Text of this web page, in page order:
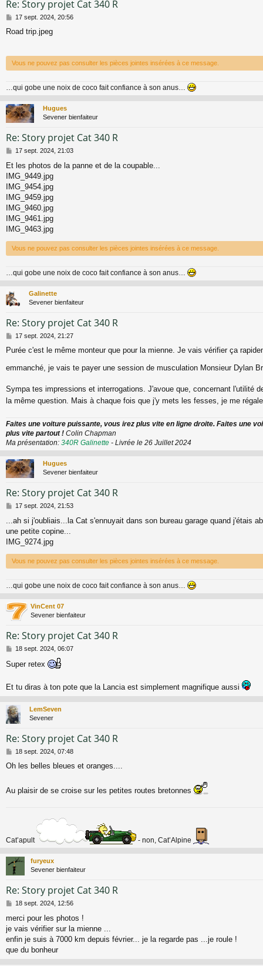
Re: Story projet Cat 340 R
M
s
g
e
17 sept. 2024, 20:56
Road trip.jpeg
Vous ne pouvez pas consulter les pièces jointes insérées à ce message.
…qui gobe une noix de coco fait confiance à son anus…
Hugues
Sevener bienfaiteur
Re: Story projet Cat 340 R
M
s
s
a
g
17 sept. 2024, 21:03
Et les photos de la panne et de la coupable...
IMG_9449.jpg
IMG_9454.jpg
IMG_9459.jpg
IMG_9460.jpg
IMG_9461.jpg
IMG_9463.jpg
Vous ne pouvez pas consulter les pièces jointes insérées à ce message.
…qui gobe une noix de coco fait confiance à son anus…
Galinette
Sevener bienfaiteur
Re: Story projet Cat 340 R
M
s
a
e
17 sept. 2024, 21:27
Purée c'est le même monteur que pour la mienne. Je vais vérifier ça
emmanché, je vais te payer une session de musculation Monsieur Dylan
Sympa tes impressions et interrogations. J'avoue que, concernant l'utilité
la même question. Mais à chaque fois que j'y mets les fesses, je me
Faites une voiture puissante, vous irez plus vite en ligne droite. Faites une
plus vite partout ! Colin Chapman
Ma présentation: 340R Galinette - Livrée le 26 Juillet 2024
Hugues
Sevener bienfaiteur
Re: Story projet Cat 340 R
M
s
s
a
e
17 sept. 2024, 21:53
...ah si j'oubliais...la Cat s'ennuyait dans son bureau garage quand j'étais
une petite copine...
IMG_9274.jpg
Vous ne pouvez pas consulter les pièces jointes insérées à ce message.
…qui gobe une noix de coco fait confiance à son anus…
VinCent 07
Sevener bienfaiteur
Re: Story projet Cat 340 R
M
s
a
g
18 sept. 2024, 06:07
Super retex
Et tu diras à ton pote que la Lancia est simplement magnifique aussi
LemSeven
Sevener
Re: Story projet Cat 340 R
M
s
g
18 sept. 2024, 07:48
Oh les belles bleues et oranges....
Au plaisir de se croise sur les petites routes bretonnes
Cat’apult - non, Cat’Alpine
furyeux
Sevener bienfaiteur
Re: Story projet Cat 340 R
M
s
s
a
18 sept. 2024, 12:56
merci pour les photos !
je vais vérifier sur la mienne ...
enfin je suis à 7000 km depuis février... je la regarde pas ...je roule !
que du bonheur